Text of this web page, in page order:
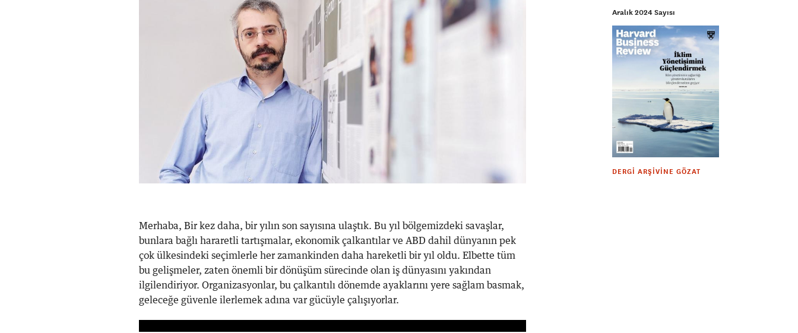
Aralık 2024 Sayısı
DERGI ARŞIVINE GÖZAT
Merhaba, Bir kez daha, bir yılın son sayısına ulaştık. Bu yıl bölgemizdeki savaşlar,
bunlara bağlı hararetli tartışmalar, ekonomik çalkantılar ve ABD dahil dünyanın pek
çok ülkesindeki seçimlerle her zamankinden daha hareketli bir yıl oldu. Elbette tüm
bu gelişmeler, zaten önemli bir dönüşüm sürecinde olan iş dünyasını yakından
ilgilendiriyor. Organizasyonlar, bu çalkantılı dönemde ayaklarını yere sağlam basmak,
geleceğe güvenle ilerlemek adına var gücüyle çalışıyorlar.